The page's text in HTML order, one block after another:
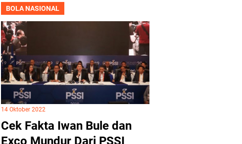
BOLA NASIONAL
14 Oktober 2022
Cek Fakta Iwan Bule dan
Exco Mundur Dari PSSI